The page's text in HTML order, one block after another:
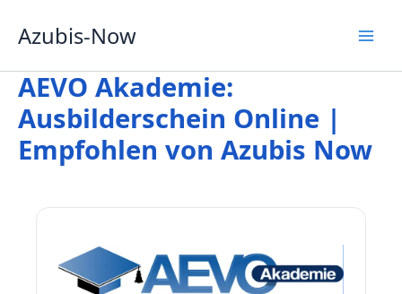
InhaltAzubis-Now
AEVO Akademie:
Ausbilderschein Online |
Empfohlen von Azubis Now